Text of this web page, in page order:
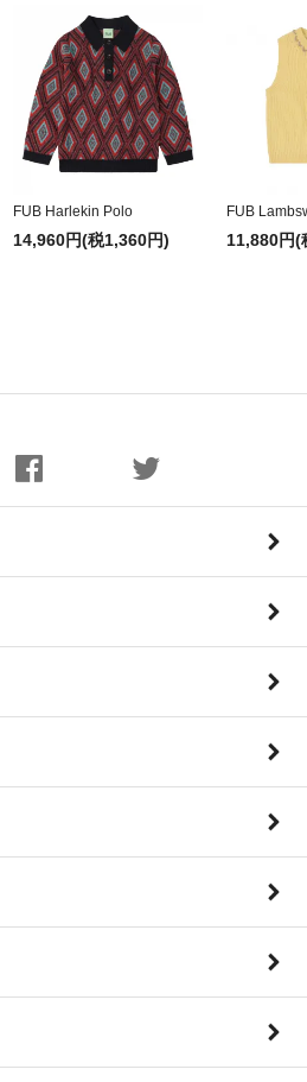
FUB Harlekin Polo
14,960円(税1,360円)
FUB
11,880円(